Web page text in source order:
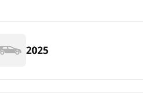
2025